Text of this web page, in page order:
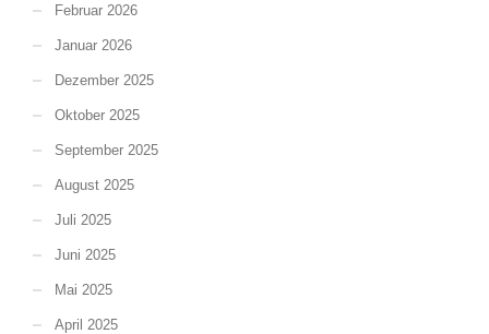
Februar 2026
Januar 2026
Dezember 2025
Oktober 2025
September 2025
August 2025
Juli 2025
Juni 2025
Mai 2025
April 2025